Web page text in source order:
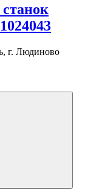
г. Людиново